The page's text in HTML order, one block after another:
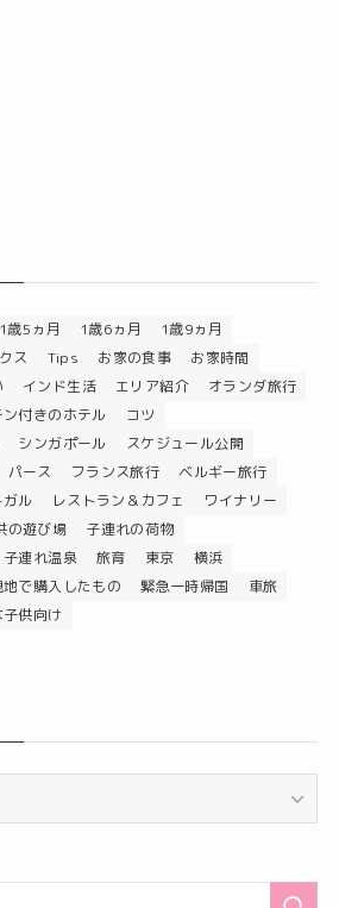
1歳5ヵ月 1歳6ヵ月
1歳9ヵ月
ス Tips お家の食事
お家時間
インド生活 エリア紹介
オランダ旅行
ン付きのホテル
コツ
シンガポール
スケジュール公開
パース フランス旅行
ベルギー旅行
ガル レストラン＆カフェ
ワイナリー
の遊び場
子連れの荷物
子連れ温泉 旅育 東京
横浜
地で購入したもの 緊急一時帰国
車旅
供向け